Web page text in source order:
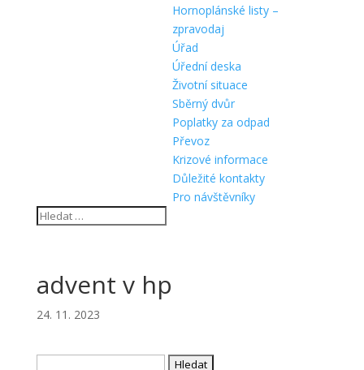
Hornoplánské listy –
zpravodaj
Úřad
Úřední deska
Životní situace
Sběrný dvůr
Poplatky za odpad
Převoz
Krizové informace
Důležité kontakty
Pro návštěvníky
advent v hp
24. 11. 2023